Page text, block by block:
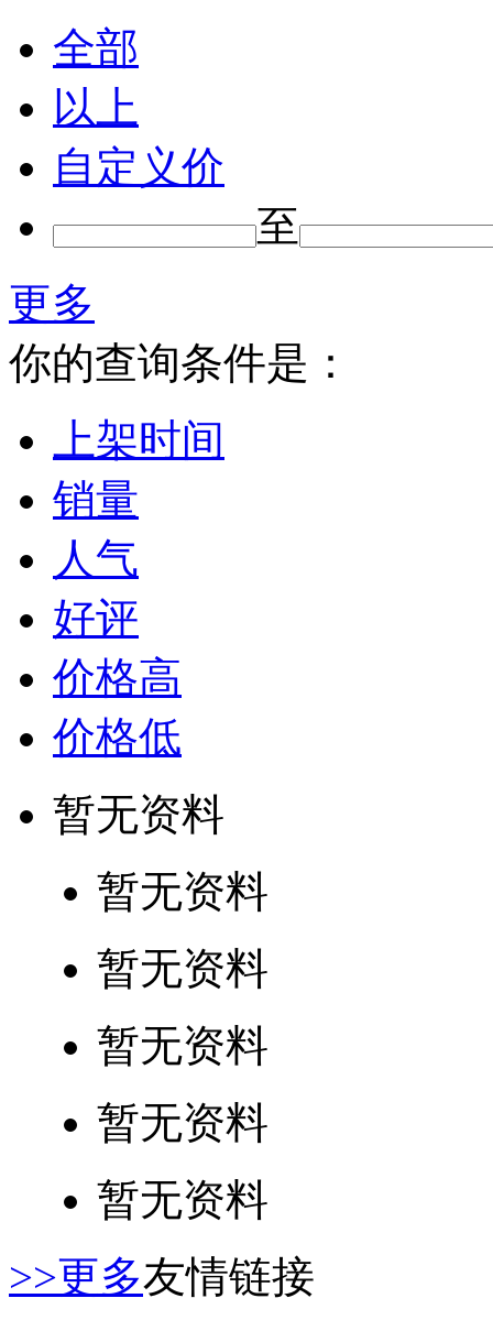
全部
以上
自定义价
至
更多
你的查询条件是：
上架时间
销量
人气
好评
价格高
价格低
暂无资料
暂无资料
暂无资料
暂无资料
暂无资料
暂无资料
>>更多友情链接